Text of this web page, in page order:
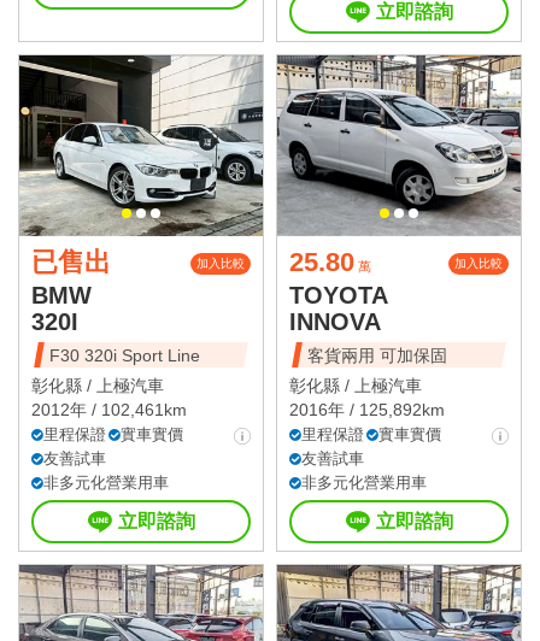
立即諮詢
已售出 加入比較
BMW
320I
F30 320i Sport Line
彰化縣 /
上極汽車
2012年 / 102,461km
里程保證
實車實價
友善試車
非多元化營業用車
立即諮詢
25.80 萬 加入比較
TOYOTA
INNOVA
客貨兩用 可加保固
彰化縣 /
上極汽車
2016年 / 125,892km
里程保證
實車實價
友善試車
非多元化營業用車
立即諮詢